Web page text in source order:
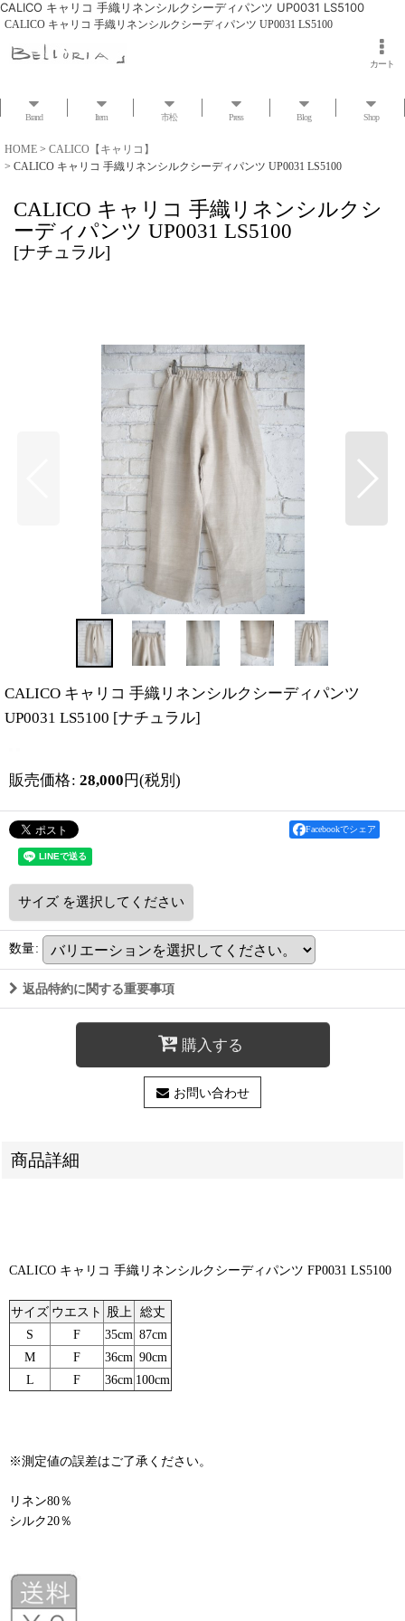
CALICO キャリコ 手織リネンシルクシーディパンツ UP0031 LS5100
CALICO キャリコ 手織リネンシルクシーディパンツ UP0031 LS5100
カート
Brand Item 市松 Press Blog Shop
HOME > CALICO【キャリコ】
> CALICO キャリコ 手織リネンシルクシーディパンツ UP0031 LS5100
CALICO キャリコ 手織リネンシルクシ
ーディパンツ UP0031 LS5100
[ナチュラル]
CALICO キャリコ 手織リネンシルクシーディパンツ
UP0031 LS5100 [ナチュラル]
販売価格: 28,000 円(税別)
Facebookでシェア
サイズ を選択してください
数量:
返品特約に関する重要事項
購入する
お問い合わせ
商品詳細
CALICO キャリコ 手織リネンシルクシーディパンツ FP0031 LS5100
サイズ ウエスト 股上
総丈
S
F 35cm 87cm
M
F 36cm 90cm
L
F 36cm 100cm
※測定値の誤差はご了承ください。
リネン80％
シルク20％